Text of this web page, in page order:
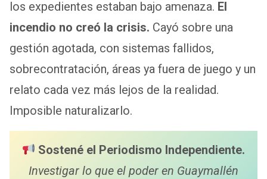
p
k
los expedientes estaban bajo amenaza. El
incendio no creó la crisis. Cayó sobre una
gestión agotada, con sistemas fallidos,
sobrecontratación, áreas ya fuera de juego y un
relato cada vez más lejos de la realidad.
Imposible naturalizarlo.
Sostené el Periodismo Independiente.
Investigar lo que el poder en Guaymallén